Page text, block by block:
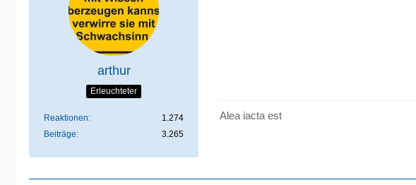
arthur
Erleuchteter
Reaktionen
1.274
Beiträge
3.265
Alea iacta est